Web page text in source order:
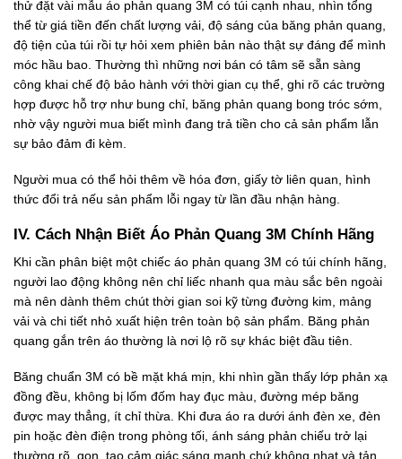
thử đặt vài mẫu áo phản quang 3M có túi cạnh nhau, nhìn tổng
thể từ giá tiền đến chất lượng vải, độ sáng của băng phản quang,
độ tiện của túi rồi tự hỏi xem phiên bản nào thật sự đáng để mình
móc hầu bao. Thường thì những nơi bán có tâm sẽ sẵn sàng
công khai chế độ bảo hành với thời gian cụ thể, ghi rõ các trường
hợp được hỗ trợ như bung chỉ, băng phản quang bong tróc sớm,
nhờ vậy người mua biết mình đang trả tiền cho cả sản phẩm lẫn
sự bảo đảm đi kèm.
Người mua có thể hỏi thêm về hóa đơn, giấy tờ liên quan, hình
thức đổi trả nếu sản phẩm lỗi ngay từ lần đầu nhận hàng.
IV. Cách Nhận Biết Áo Phản Quang 3M Chính Hãng
Khi cần phân biệt một chiếc áo phản quang 3M có túi chính hãng,
người lao động không nên chỉ liếc nhanh qua màu sắc bên ngoài
mà nên dành thêm chút thời gian soi kỹ từng đường kim, mảng
vải và chi tiết nhỏ xuất hiện trên toàn bộ sản phẩm. Băng phản
quang gắn trên áo thường là nơi lộ rõ sự khác biệt đầu tiên.
Băng chuẩn 3M có bề mặt khá mịn, khi nhìn gần thấy lớp phản xạ
đồng đều, không bị lốm đốm hay đục màu, đường mép băng
được may thẳng, ít chỉ thừa. Khi đưa áo ra dưới ánh đèn xe, đèn
pin hoặc đèn điện trong phòng tối, ánh sáng phản chiếu trở lại
thường rõ, gọn, tạo cảm giác sáng mạnh chứ không nhạt và tản